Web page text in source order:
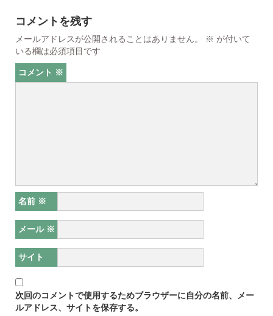
コメントを残す
メールアドレスが公開されることはありません。 ※ が付いて
いる欄は必須項目です
コメント ※
名前 ※
メール ※
サイト
次回のコメントで使用するためブラウザーに自分の名前、メー
ルアドレス、サイトを保存する。